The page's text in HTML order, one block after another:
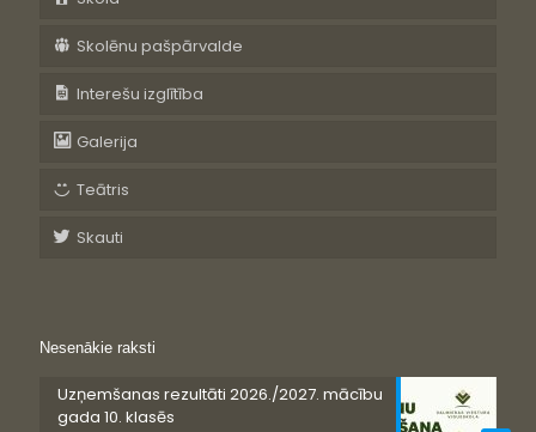
Skolēnu pašpārvalde
Interešu izglītība
Galerija
Teātris
Skauti
Nesenākie raksti
Uzņemšanas rezultāti 2026./2027. mācību
gada 10. klasēs